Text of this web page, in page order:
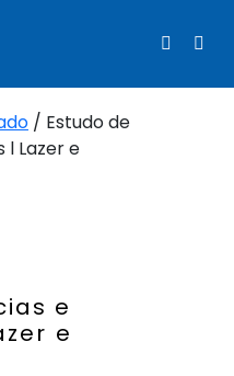
/ Estudo de
l Lazer e
e
e